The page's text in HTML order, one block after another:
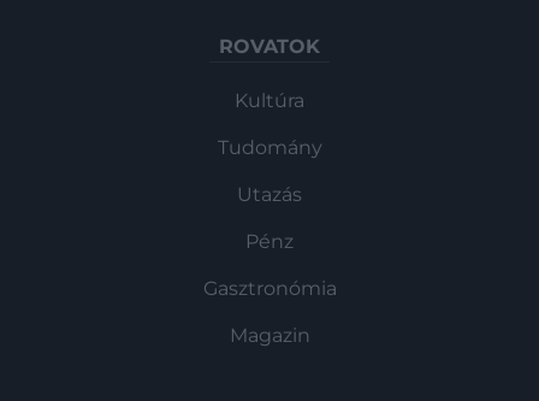
ROVATOK
Kultúra
Tudomány
Utazás
Pénz
Gasztronómia
Magazin